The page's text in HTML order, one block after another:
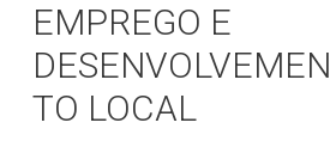
EMPREGO E
DESENVOLVEMEN
TO LOCAL